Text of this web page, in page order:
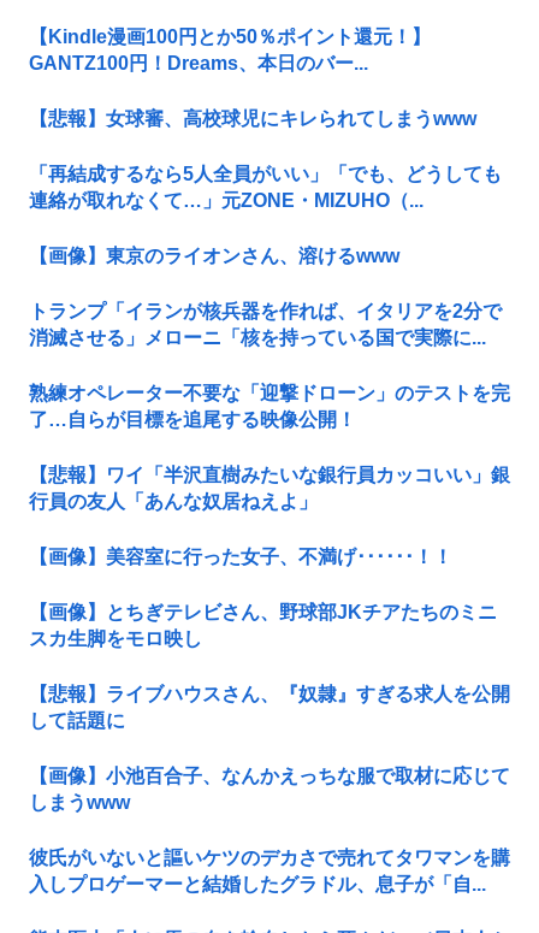
【Kindle漫画100円とか50％ポイント還元！】
GANTZ100円！Dreams、本日のバー...
【悲報】女球審、高校球児にキレられてしまうwww
「再結成するなら5人全員がいい」「でも、どうしても
連絡が取れなくて…」元ZONE・MIZUHO（...
【画像】東京のライオンさん、溶けるwww
トランプ「イランが核兵器を作れば、イタリアを2分で
消滅させる」メローニ「核を持っている国で実際に...
熟練オペレーター不要な「迎撃ドローン」のテストを完
了…自らが目標を追尾する映像公開！
【悲報】ワイ「半沢直樹みたいな銀行員カッコいい」銀
行員の友人「あんな奴居ねえよ」
【画像】美容室に行った女子、不満げ･･････！！
【画像】とちぎテレビさん、野球部JKチアたちのミニ
スカ生脚をモロ映し
【悲報】ライブハウスさん、『奴隷』すぎる求人を公開
して話題に
【画像】小池百合子、なんかえっちな服で取材に応じて
しまうwww
彼氏がいないと謳いケツのデカさで売れてタワマンを購
入しプロゲーマーと結婚したグラドル、息子が「自...